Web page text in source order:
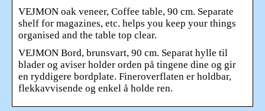
VEJMON oak veneer, Coffee table, 90 cm. Separate
shelf for magazines, etc. helps you keep your things
organised and the table top clear.
VEJMON Bord, brunsvart, 90 cm. Separat hylle til
blader og aviser holder orden på tingene dine og gir
en ryddigere bordplate. Fineroverflaten er holdbar,
flekkavvisende og enkel å holde ren.